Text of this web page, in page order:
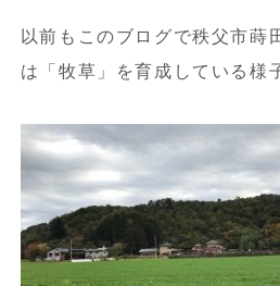
以前もこのブログで秩父市蒔
は「牧草」を育成している様